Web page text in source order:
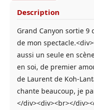
Description
Grand Canyon sortie
de mon
aussi un seule en
en soi, de premier
de Laurent de Koh-
chante beaucoup, je
</div><div><br></